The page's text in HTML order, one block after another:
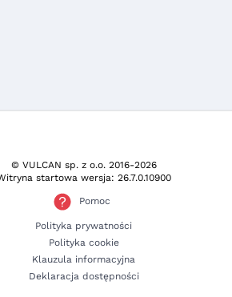
© VULCAN sp. z o.o.2016-2026
startowa wersja: 26.7.0.10900
Pomoc
Polityka prywatności
Polityka cookie
Klauzula informacyjna
Deklaracja dostępności